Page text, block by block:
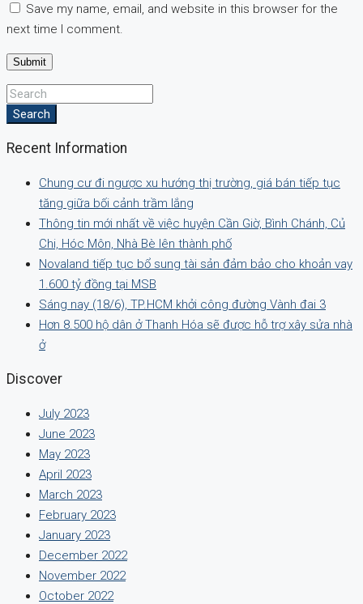
Save my name, email, and website in this browser for the
next time I comment.
Search
Recent Information
Chung cư đi ngược xu hướng thị trường, giá bán tiếp tục
tăng giữa bối cảnh trầm lắng
Thông tin mới nhất về việc huyện Cần Giờ, Bình Chánh, Củ
Chi, Hóc Môn, Nhà Bè lên thành phố
Novaland tiếp tục bổ sung tài sản đảm bảo cho khoản vay
1.600 tỷ đồng tại MSB
Sáng nay (18/6), TP.HCM khởi công đường Vành đai 3
Hơn 8.500 hộ dân ở Thanh Hóa sẽ được hỗ trợ xây sửa nhà
ở
Discover
July 2023
June 2023
May 2023
April 2023
March 2023
February 2023
January 2023
December 2022
November 2022
October 2022